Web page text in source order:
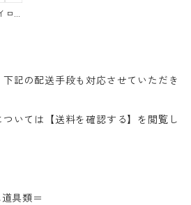
ロ
ド
記の配送手段も対応させていただき
いては【送料を確認する】を閲覧し
具類＝